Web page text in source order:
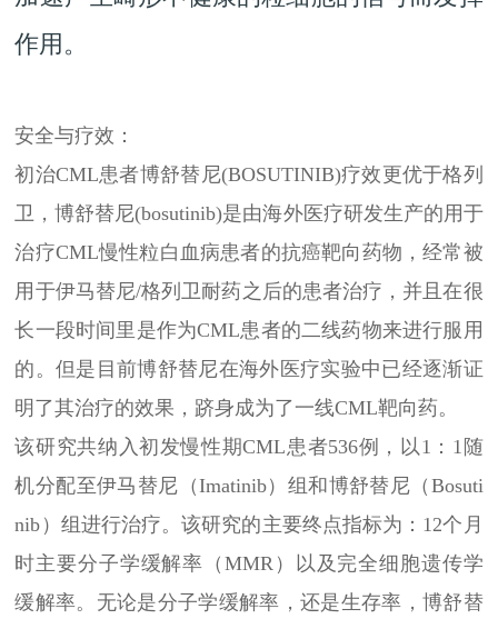
作用。
安全与疗效：
初治CML患者博舒替尼(BOSUTINIB)疗效更优于格列
卫，博舒替尼(bosutinib)是由海外医疗研发生产的用于
治疗CML慢性粒白血病患者的抗癌靶向药物，经常被
用于伊马替尼/格列卫耐药之后的患者治疗，并且在很
长一段时间里是作为CML患者的二线药物来进行服用
的。但是目前博舒替尼在海外医疗实验中已经逐渐证
明了其治疗的效果，跻身成为了一线CML靶向药。
该研究共纳入初发慢性期CML患者536例，以1：1随
机分配至伊马替尼（Imatinib）组和博舒替尼（Bosuti
nib）组进行治疗。该研究的主要终点指标为：12个月
时主要分子学缓解率（MMR）以及完全细胞遗传学
缓解率。无论是分子学缓解率，还是生存率，博舒替